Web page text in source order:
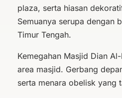
plaza, serta hiasan
Semuanya serupa dengan
Timur Tengah.
Kemegahan Masjid Dian
area masjid. Gerbang
serta menara obelisk yang